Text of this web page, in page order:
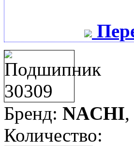
Бренд: NACHI
Количество: